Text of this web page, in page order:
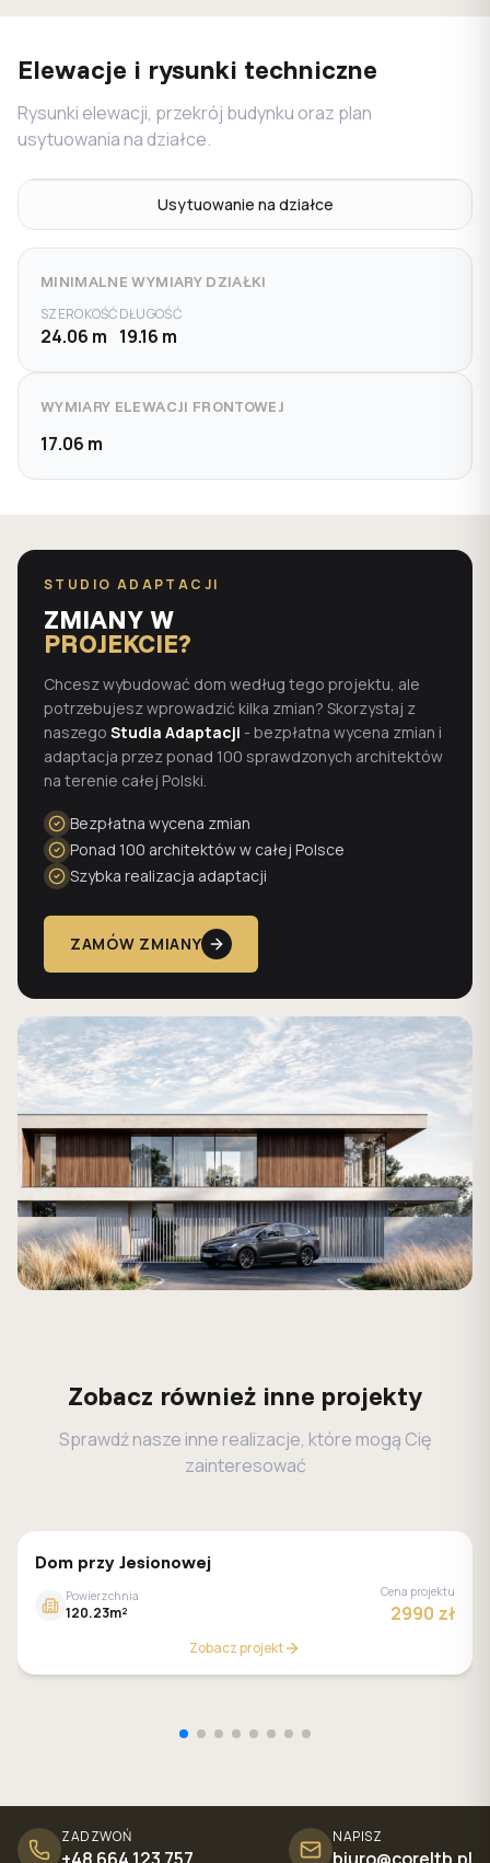
Elewacje i rysunki techniczne
Rysunki elewacji, przekrój budynku oraz plan
usytuowania na działce.
Usytuowanie na działce
MINIMALNE WYMIARY DZIAŁKI
SZEROKOŚĆ
24.06 m
DŁUGOŚĆ
19.16 m
WYMIARY ELEWACJI FRONTOWEJ
17.06 m
STUDIO ADAPTACJI
ZMIANY W
PROJEKCIE?
Chcesz wybudować dom według tego projektu, ale
potrzebujesz wprowadzić kilka zmian? Skorzystaj z
naszego Studia Adaptacji - bezpłatna wycena zmian i
adaptacja przez ponad 100 sprawdzonych architektów
na terenie całej Polski.
Bezpłatna wycena zmian
Ponad 100 architektów w całej Polsce
Szybka realizacja adaptacji
ZAMÓW ZMIANY
Zobacz również inne projekty
Sprawdź nasze inne realizacje, które mogą Cię
zainteresować
GALERIA DOMÓW
Dom przy Jesionowej
Powierzchnia
120.23m²
Cena projektu
2990 zł
Zobacz projekt
ZADZWOŃ NAPISZ